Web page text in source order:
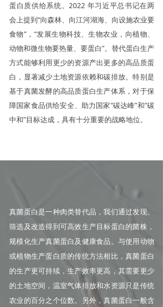
真菌蛋白是一种肉类替代品，我们通过发现、
筛选及改造得到可高效生产目标蛋白的菌株，
规模化生产真菌蛋白及健康食品。 与使用动物
或植物生产蛋白质的传统方法相比，真菌蛋白
的生产更可持续，生产效率更高，其需要更少
的土地空间，温室气体排放和水资源只是传统
农业的百分之个位数。
另外，真菌蛋白一般含
蛋白质供给系统。2022 年习近平总书记在两
会上提到“向森林、向江河湖海、向设施农业要
食物”，“发展生物科技、生物农业，向植物、
动物和微生物要热量、要蛋白”。替代蛋白生产
方式能够利用更少的资源产出更多的高品质蛋
白，显著减少土地资源依赖和碳排放。特别是
基于真菌发酵的高品质蛋白生产体系，对于保
障国家食品供给安全、助力国家“碳达峰”和“碳
中和”目标达成，具有十分重要的战略地位。